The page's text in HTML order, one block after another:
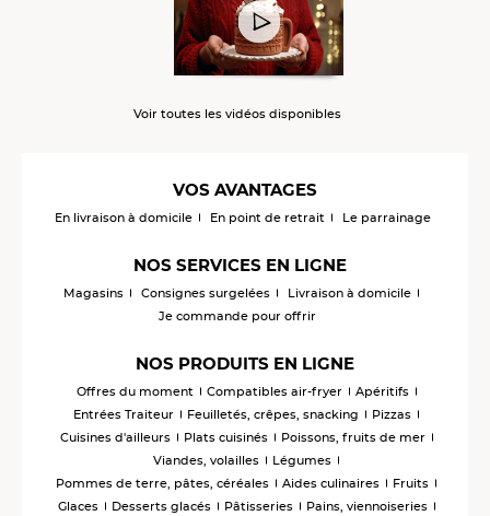
Voir toutes les vidéos disponibles
VOS AVANTAGES
En livraison à domicile En point de retrait Le parrainage
NOS SERVICES EN LIGNE
Magasins Consignes surgelées
Livraison à domicile
Je commande pour offrir
NOS PRODUITS EN LIGNE
Offres du moment Compatibles air-fryer
Apéritifs
Entrées Traiteur
Feuilletés, crêpes, snacking
Pizzas
Cuisines d'ailleurs
Plats cuisinés
Poissons, fruits de mer
Viandes, volailles
Légumes
Pommes de terre, pâtes, céréales
Aides culinaires
Fruits
Glaces
Desserts glacés Pâtisseries
Pains, viennoiseries